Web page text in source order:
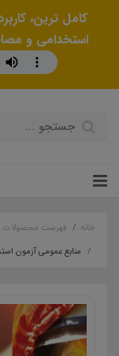
کامل ترین،
استخدامی و
خانه
فهرست محصولات
منابع عمومی آزمون